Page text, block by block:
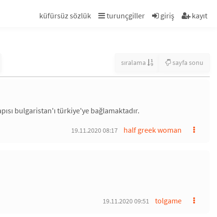
küfürsüz sözlük turunçgiller giriş kayıt
sıralama sayfa sonu
bulgaristan'ı türkiye'ye bağlamaktadır.
half greek woman
19.11.2020 08:17
tolgame
19.11.2020 09:51